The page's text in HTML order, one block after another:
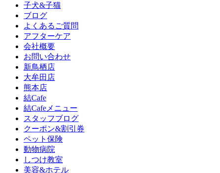
子犬&子猫
ブログ
よくあるご質問
アフターケア
会社概要
お問い合わせ
新鳥栖店
大牟田店
熊本店
結Cafe
結Cafeメニュー
スタッフブログ
クーポン&割引券
ペット保険
動物病院
しつけ教室
美容&ホテル